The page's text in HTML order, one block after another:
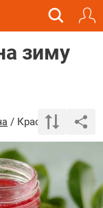
зиму
/ Красная